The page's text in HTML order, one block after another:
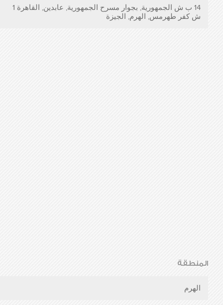
14 ب ش الجمهورية, بجوار مسرح الجمهورية, عابدين, القاهرة 1
ش كفر طهرمس, الهرم, الجيزة
المنطقة
الهرم